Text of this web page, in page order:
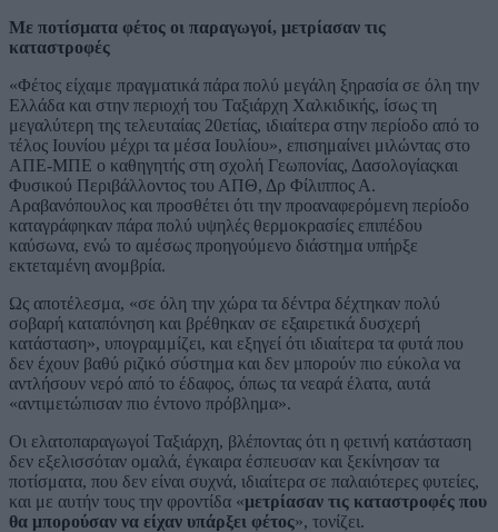
Με ποτίσματα φέτος οι παραγωγοί, μετρίασαν τις
καταστροφές
«Φέτος είχαμε πραγματικά πάρα πολύ μεγάλη ξηρασία σε όλη την
Ελλάδα και στην περιοχή του Ταξιάρχη Χαλκιδικής, ίσως τη
μεγαλύτερη της τελευταίας 20ετίας, ιδιαίτερα στην περίοδο από το
τέλος Ιουνίου μέχρι τα μέσα Ιουλίου», επισημαίνει μιλώντας στο
ΑΠΕ-ΜΠΕ ο καθηγητής στη σχολή Γεωπονίας, Δασολογίαςκαι
Φυσικού Περιβάλλοντος του ΑΠΘ, Δρ Φίλιππος Α.
Αραβανόπουλος και προσθέτει ότι την προαναφερόμενη περίοδο
καταγράφηκαν πάρα πολύ υψηλές θερμοκρασίες επιπέδου
καύσωνα, ενώ το αμέσως προηγούμενο διάστημα υπήρξε
εκτεταμένη ανομβρία.
Ως αποτέλεσμα, «σε όλη την χώρα τα δέντρα δέχτηκαν πολύ
σοβαρή καταπόνηση και βρέθηκαν σε εξαιρετικά δυσχερή
κατάσταση», υπογραμμίζει, και εξηγεί ότι ιδιαίτερα τα φυτά που
δεν έχουν βαθύ ριζικό σύστημα και δεν μπορούν πιο εύκολα να
αντλήσουν νερό από το έδαφος, όπως τα νεαρά έλατα, αυτά
«αντιμετώπισαν πιο έντονο πρόβλημα».
Οι ελατοπαραγωγοί Ταξιάρχη, βλέποντας ότι η φετινή κατάσταση
δεν εξελισσόταν ομαλά, έγκαιρα έσπευσαν και ξεκίνησαν τα
ποτίσματα, που δεν είναι συχνά, ιδιαίτερα σε παλαιότερες φυτείες,
και με αυτήν τους την φροντίδα «μετρίασαν τις καταστροφές που
θα μπορούσαν να είχαν υπάρξει φέτος», τονίζει.